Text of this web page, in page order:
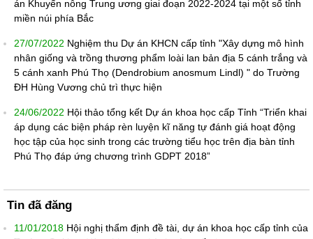
án Khuyến nông Trung ương giai đoạn 2022-2024 tại một số tỉnh
miền núi phía Bắc
27/07/2022 Nghiệm thu Dự án KHCN cấp tỉnh "Xây dựng mô hình
nhân giống và trồng thương phẩm loài lan bản địa 5 cánh trắng và
5 cánh xanh Phú Thọ (Dendrobium anosmum Lindl) " do Trường
ĐH Hùng Vương chủ trì thực hiện
24/06/2022 Hội thảo tổng kết Dự án khoa học cấp Tỉnh “Triển khai
áp dụng các biện pháp rèn luyện kĩ năng tự đánh giá hoạt động
học tập của học sinh trong các trường tiểu học trên địa bàn tỉnh
Phú Thọ đáp ứng chương trình GDPT 2018”
Tin đã đăng
11/01/2018 Hội nghị thẩm định đề tài, dự án khoa học cấp tỉnh của